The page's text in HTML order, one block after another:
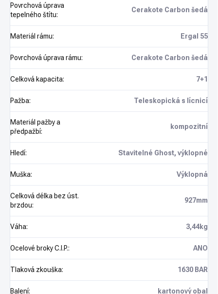
Povrchová úprava
tepelného štítu:
Cerakote Carbon šedá
Materiál rámu: Ergal 55
Povrchová úprava rámu: Cerakote Carbon šedá
Celková kapacita: 7+1
Pažba: Teleskopická s lícnicí
Materiál pažby a
předpažbí:
kompozitní
Hledí: Stavitelné Ghost, výklopné
Muška: Výklopná
Celková délka bez úst.
brzdou:
927mm
Váha: 3,44kg
Ocelové broky C.I.P.: ANO
Tlaková zkouška: 1630 BAR
Balení: kartonový obal